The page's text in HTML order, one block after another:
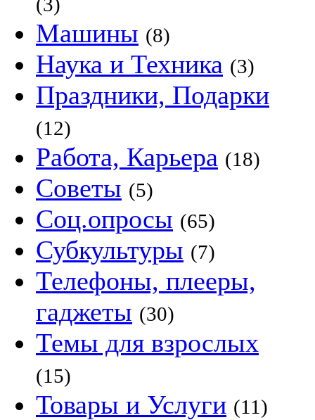
Машины (8)
Наука и Техника (3)
Праздники, Подарки
(12)
Работа, Карьера (18)
Советы (5)
Соц.опросы (65)
Субкультуры (7)
Телефоны, плееры,
гаджеты (30)
Темы для взрослых
(15)
Товары и Услуги (11)